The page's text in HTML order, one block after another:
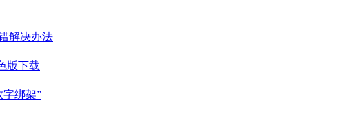
错解决办法
版下载
绑架”